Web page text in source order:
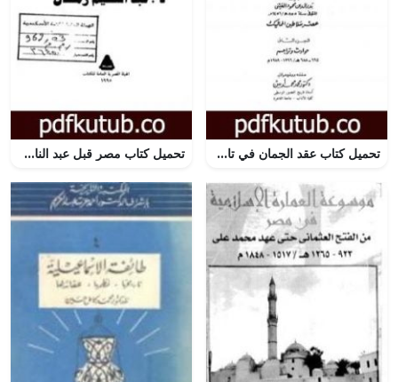
تحميل كتاب عقد الجمان في تاريخ أهل الزمان – عصر سلاطين المماليك: الجزء الثاني PDF تأليف بدر الدين العيني مجانا [كامل] تحميل كتاب مصر قبل عبد الناصر PDF تأليف عبد العظيم رمضان مجانا [كامل]